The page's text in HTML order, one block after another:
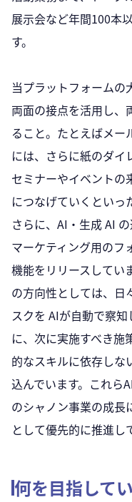
展示会など年間100本
す。
当プラットフォーム
両面の接点を活用し、
ること。たとえばメー
には、さらに紙のダイ
セミナーやイベントの
につなげていくといっ
さらに、AI・生成 AI
マーケティング用のフ
機能をリリースしてい
の方向性としては、日
スクを AIが自動で察
に、次に実施すべき施
的なスキルに依存しな
込んでいます。これら
のシャノン事業の成長
として優先的に推進し
何を目指して